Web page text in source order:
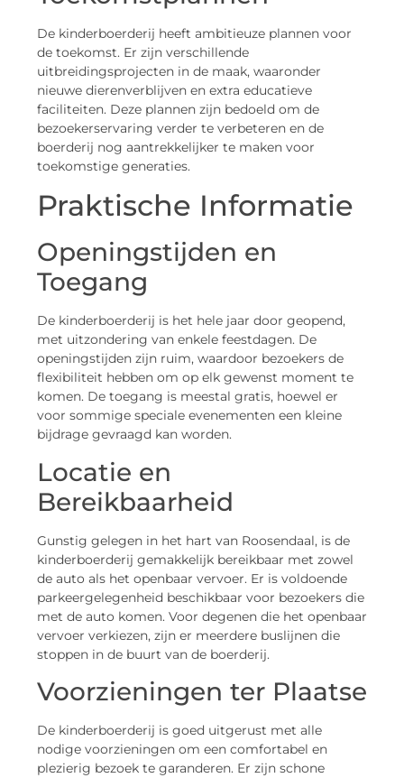
De kinderboerderij heeft ambitieuze plannen voor
de toekomst. Er zijn verschillende
uitbreidingsprojecten in de maak, waaronder
nieuwe dierenverblijven en extra educatieve
faciliteiten. Deze plannen zijn bedoeld om de
bezoekerservaring verder te verbeteren en de
boerderij nog aantrekkelijker te maken voor
toekomstige generaties.
Praktische Informatie
Openingstijden en
Toegang
De kinderboerderij is het hele jaar door geopend,
met uitzondering van enkele feestdagen. De
openingstijden zijn ruim, waardoor bezoekers de
flexibiliteit hebben om op elk gewenst moment te
komen. De toegang is meestal gratis, hoewel er
voor sommige speciale evenementen een kleine
bijdrage gevraagd kan worden.
Locatie en
Bereikbaarheid
Gunstig gelegen in het hart van Roosendaal, is de
kinderboerderij gemakkelijk bereikbaar met zowel
de auto als het openbaar vervoer. Er is voldoende
parkeergelegenheid beschikbaar voor bezoekers die
met de auto komen. Voor degenen die het openbaar
vervoer verkiezen, zijn er meerdere buslijnen die
stoppen in de buurt van de boerderij.
Voorzieningen ter Plaatse
De kinderboerderij is goed uitgerust met alle
nodige voorzieningen om een comfortabel en
plezierig bezoek te garanderen. Er zijn schone